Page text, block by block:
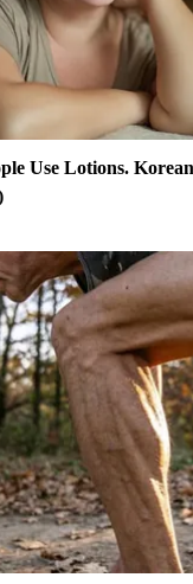
Use Lotions.